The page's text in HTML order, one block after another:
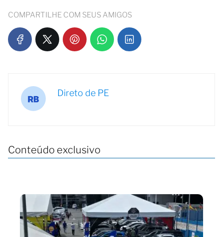
COMPARTILHE COM SEUS AMIGOS
Direto de PE
Conteúdo exclusivo